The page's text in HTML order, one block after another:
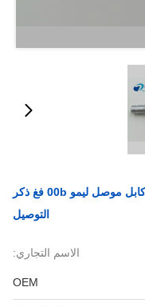
2 دبوس 3 دبوس 4 دبوس 5 دبوس ليمو كابل موصل ليمو 00b فغ ذكر
التوصيل
الاسم التجاري:
OEM